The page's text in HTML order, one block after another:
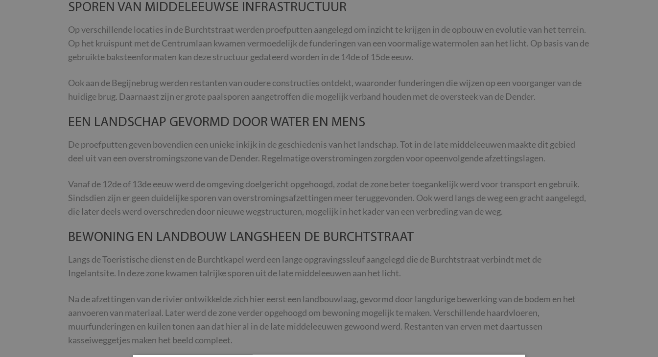
SPOREN VAN MIDDELEEUWSE INFRASTRUCTUUR
Op verschillende locaties in de Burchtstraat werden proefputten aangelegd om inzicht te krijgen in de opbouw en evolutie van het terrein.
Op het kruispunt met de Centrumlaan kwamen vermoedelijk de funderingen van een voormalige watermolen aan het licht. Op basis van de
gebruikte baksteenformaten kan deze structuur gedateerd worden in de 14de of 15de eeuw.
Ook aan de Begijnebrug werden restanten van oudere constructies ontdekt, waaronder funderingen die wijzen op een voorganger van de
huidige brug. Daarnaast zijn er grote paalsporen aangetroffen die mogelijk verband houden met de oversteek van de Dender.
EEN LANDSCHAP GEVORMD DOOR WATER EN MENS
De proefputten geven bovendien een unieke inkijk in de geschiedenis van het landschap. Tot in de late middeleeuwen maakte dit gebied
deel uit van een overstromingszone van de Dender. Regelmatige overstromingen zorgden voor opeenvolgende afzettingslagen.
Vanaf de 12de of 13de eeuw werd de omgeving doelgericht opgehoogd, zodat de zone beter toegankelijk werd voor transport en gebruik.
Sindsdien zijn er geen duidelijke sporen van overstromingsafzettingen meer teruggevonden. Ook werd langs de weg een gracht aangelegd,
die later deels werd overschreden door nieuwe wegstructuren, mogelijk in het kader van een verbreding van de weg.
BEWONING EN LANDBOUW LANGSHEEN DE BURCHTSTRAAT
Langs de Toeristische dienst en de Burchtkapel werd een lange opgravingssleuf aangelegd die de Burchtstraat verbindt met de
Ingelantsite. In deze zone kwamen talrijke sporen uit de late middeleeuwen aan het licht.
Na de afzettingen van de rivier ontwikkelde zich hier eerst een landbouwlaag, gevormd door langdurige bewerking van de bodem en het
aanvoeren van materiaal. Later werd de zone verder opgehoogd om bewoning mogelijk te maken. Verschillende haardvloeren,
muurfunderingen en kuilen tonen aan dat hier al in de late middeleeuwen gewoond werd. Restanten van erven met daartussen
kasseiweggetjes maken het beeld compleet.